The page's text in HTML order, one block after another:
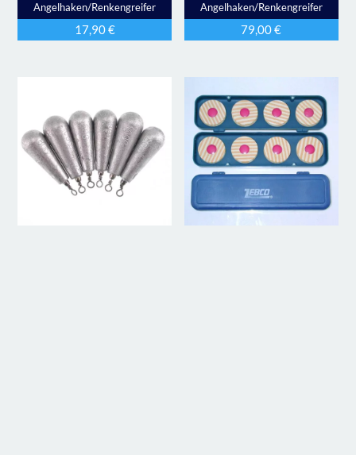
Angelhaken/Renkengreifer
17,90€
Angelhaken/Renkengreifer
79,00€